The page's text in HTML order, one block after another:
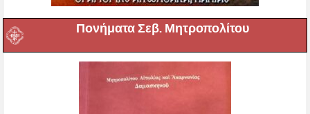
Πονήματα Σεβ. Μητροπολίτου